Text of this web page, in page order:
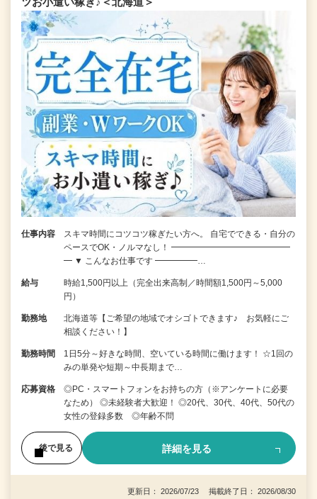
仕事内容
スキマ時間にコツコツ稼ぎたい方へ。 自宅でできる・自分の
ペースでOK・ノルマなし！ ━━━━━━━━━━━━━━
━ ▼ こんなお仕事です ━━━━━…
給与
時給1,500円以上（完全出来高制／時間額1,500円～5,000
円）
勤務地
北海道等【ご希望の地域でオシゴトできます♪ お気軽にご
相談ください！】
勤務時間
1日5分～好きな時間、空いている時間に働けます！ ☆1回の
みの単発や短期～中長期まで…
応募資格
◎PC・スマートフォンをお持ちの方（※アンケートに必要
なため） ◎未経験者大歓迎！ ◎20代、30代、40代、50代の
女性の登録多数 ◎年齢不問
後で見る 詳細を見る
更新日： 2026/07/23 掲載終了日： 2026/08/30